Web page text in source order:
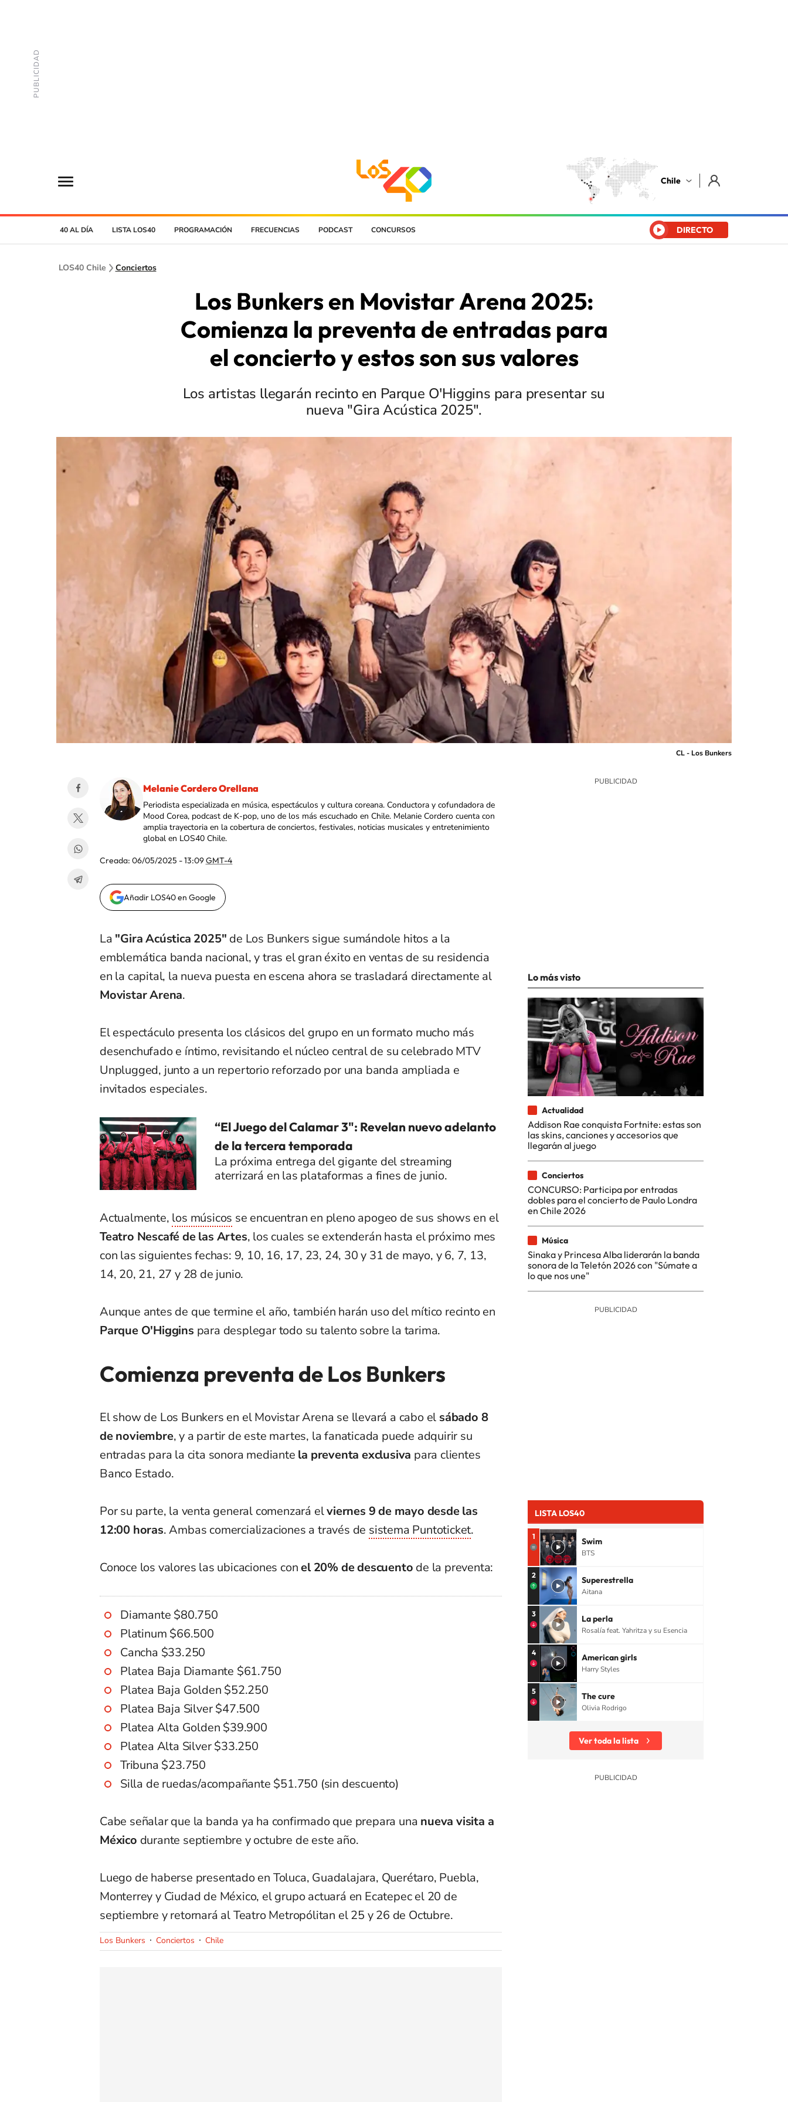
Chile
40 AL DÍA LISTA LOS40 PROGRAMACIÓN FRECUENCIAS PODCAST CONCURSOS DIRECTO
LOS40 Chile Conciertos
Los Bunkers en Movistar Arena 2025:
Comienza la preventa de entradas para
el concierto y estos son sus valores
Los artistas llegarán recinto en Parque O'Higgins para presentar su
nueva "Gira Acústica 2025".
CL - Los Bunkers
Melanie Cordero Orellana
Periodista especializada en música, espectáculos y cultura coreana. Conductora y cofundadora de
Mood Corea, podcast de K-pop, uno de los más escuchado en Chile. Melanie Cordero cuenta con
amplia trayectoria en la cobertura de conciertos, festivales, noticias musicales y entretenimiento
global en LOS40 Chile.
Creada: 06/05/2025 - 13:09GMT-4
Añadir LOS40 en Google
La "Gira Acústica 2025" de Los Bunkers sigue sumándole hitos a la
emblemática banda nacional, y tras el gran éxito en ventas de su residencia
en la capital, la nueva puesta en escena ahora se trasladará directamente al
Movistar Arena.
El espectáculo presenta los clásicos del grupo en un formato mucho más
desenchufado e íntimo, revisitando el núcleo central de su celebrado MTV
Unplugged, junto a un repertorio reforzado por una banda ampliada e
invitados especiales.
“El Juego del Calamar 3": Revelan nuevo adelanto
de la tercera temporada
La próxima entrega del gigante del streaming
aterrizará en las plataformas a fines de junio.
Actualmente, los músicos se encuentran en pleno apogeo de sus shows en el
Teatro Nescafé de las Artes, los cuales se extenderán hasta el próximo mes
con las siguientes fechas: 9, 10, 16, 17, 23, 24, 30 y 31 de mayo, y 6, 7, 13,
14, 20, 21, 27 y 28 de junio.
Aunque antes de que termine el año, también harán uso del mítico recinto en
Parque O'Higgins para desplegar todo su talento sobre la tarima.
Comienza preventa de Los Bunkers
El show de Los Bunkers en el Movistar Arena se llevará a cabo el sábado 8
de noviembre, y a partir de este martes, la fanaticada puede adquirir su
entradas para la cita sonora mediante la preventa exclusiva para clientes
Banco Estado.
Por su parte, la venta general comenzará elviernes 9 de mayo desde las
12:00 horas. Ambas comercializaciones a través de sistema Puntoticket.
Conoce los valores las ubicaciones conel 20% de descuento de la preventa:
Diamante $80.750
Platinum $66.500
Cancha $33.250
Platea Baja Diamante $61.750
Platea Baja Golden $52.250
Platea Baja Silver $47.500
Platea Alta Golden $39.900
Platea Alta Silver $33.250
Tribuna $23.750
Silla de ruedas/acompañante $51.750 (sin descuento)
Cabe señalar que la banda ya ha confirmado que prepara una nueva visita a
México durante septiembre y octubre de este año.
Luego de haberse presentado en Toluca, Guadalajara, Querétaro, Puebla,
Monterrey y Ciudad de México, el grupo actuará en Ecatepec el 20 de
septiembre y retornará al Teatro Metropólitan el 25 y 26 de Octubre.
Los Bunkers Conciertos Chile
Lo más visto
Actualidad
Addison Rae conquista Fortnite: estas son
las skins, canciones y accesorios que
llegarán al juego
Conciertos
CONCURSO: Participa por entradas
dobles para el concierto de Paulo Londra
en Chile 2026
Música
Sinaka y Princesa Alba liderarán la banda
sonora de la Teletón 2026 con "Súmate a
lo que nos une"
LISTA LOS40
1 Swim
BTS
2 Superestrella
Aitana
3 La perla
Rosalía feat. Yahritza y su Esencia
4 American girls
Harry Styles
5 The cure
Olivia Rodrigo
Ver toda la lista